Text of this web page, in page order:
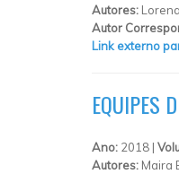
Autores:
Autor
Link externo
EQUIPES
Ano: 2018 |
Autores: Maira